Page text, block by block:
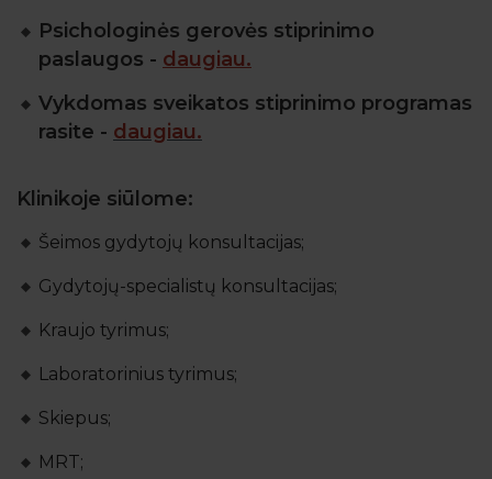
Psichologinės gerovės stiprinimo
paslaugos - daugiau.
Vykdomas sveikatos stiprinimo programas
rasite - daugiau.
Klinikoje siūlome:
Šeimos gydytojų konsultacijas;
Gydytojų-specialistų konsultacijas;
Kraujo tyrimus;
Laboratorinius tyrimus;
Skiepus;
MRT;